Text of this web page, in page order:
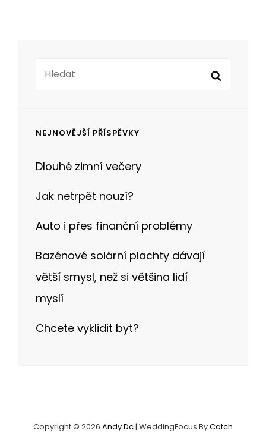
Search
NEJNOVĚJŠÍ PŘÍSPĚVKY
Dlouhé zimní večery
Jak netrpět nouzí?
Auto i přes finanční problémy
Bazénové solární plachty dávají
větší smysl, než si většina lidí
myslí
Chcete vyklidit byt?
Copyright © 2026 Andy Dc | WeddingFocus ByCatch